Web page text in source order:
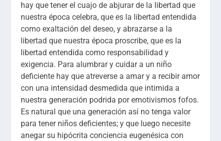
hay que tener el cuajo de abjurar de la libertad que
nuestra época celebra, que es la libertad entendida
como exaltación del deseo, y abrazarse a la
libertad que nuestra época proscribe, que es la
libertad entendida como responsabilidad y
exigencia. Para alumbrar y cuidar a un niño
deficiente hay que atreverse a amar y a recibir amor
con una intensidad desmedida que intimida a
nuestra generación podrida por emotivismos fofos.
Es natural que una generación así no tenga valor
para tener niños deficientes; y que luego necesite
anegar su hipócrita conciencia eugenésica con